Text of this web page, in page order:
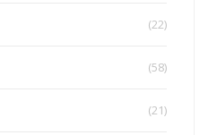
(22)
(58)
(21)